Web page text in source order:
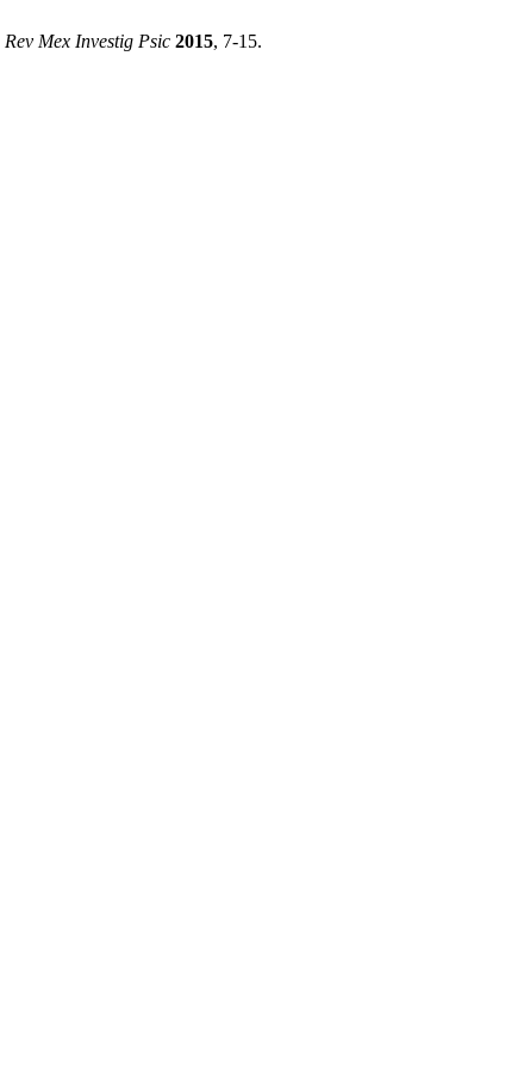
Rev Mex Investig Psic 2015, 7-15.